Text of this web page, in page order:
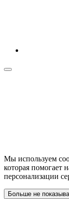
Мы используем
которая помогает
персонализации
Больше не